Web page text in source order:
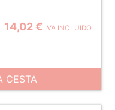
14,02 € IVA INCLUIDO
CESTA